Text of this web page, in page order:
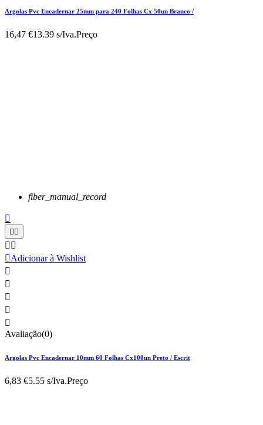
Argolas Pvc Encadernar 25mm para 240 Folhas Cx 50un Branco /
16,47 €13.39 s/Iva.Preço
fiber_manual_record


 
Adicionar à Wishlist





Avaliação(0)
Argolas Pvc Encadernar 10mm 60 Folhas Cx100un Preto / Escrit
6,83 €5.55 s/Iva.Preço